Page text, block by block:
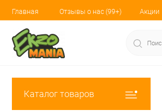
Главная Отзывы о нас (99+) Акции
Каталог товаров